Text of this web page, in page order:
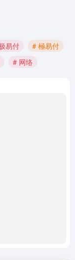
易付
# 極易付
# 网络